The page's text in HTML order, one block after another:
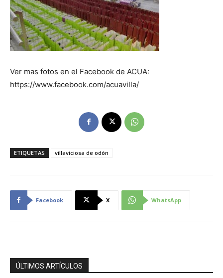
Ver mas fotos en el Facebook de ACUA:
https://www.facebook.com/acuavilla/
ETIQUETAS villaviciosa de odón
Facebook X WhatsApp
ÚLTIMOS ARTÍCULOS